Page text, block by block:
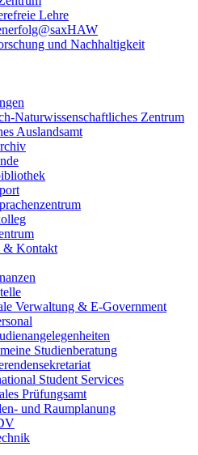
Lehre
und Nachhaltigkeit
Naturwissenschaftliches Zentrum
Auslandsamt
& Kontakt
Verwaltung & E-Government
Studienberatung
Student Services
Prüfungsamt
und Raumplanung